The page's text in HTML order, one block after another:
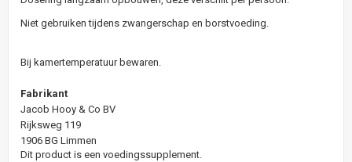
Niet gebruiken tijdens zwangerschap en borstvoeding.
Bij kamertemperatuur bewaren.
Fabrikant
Jacob Hooy & Co BV
Rijksweg 119
1906 BG Limmen
Dit product is een voedingssupplement.